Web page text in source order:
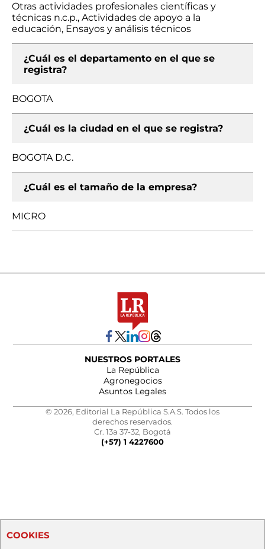
Otras actividades profesionales científicas y
técnicas n.c.p., Actividades de apoyo a la
educación, Ensayos y análisis técnicos
¿Cuál es el departamento en el que se
registra?
BOGOTA
¿Cuál es la ciudad en el que se registra?
BOGOTA D.C.
¿Cuál es el tamaño de la empresa?
MICRO
NUESTROS PORTALES
La República
Agronegocios
Asuntos Legales
© 2026, Editorial La República S.A.S. Todos los
derechos reservados.
Cr. 13a 37-32, Bogotá
(+57) 1 4227600
COOKIES